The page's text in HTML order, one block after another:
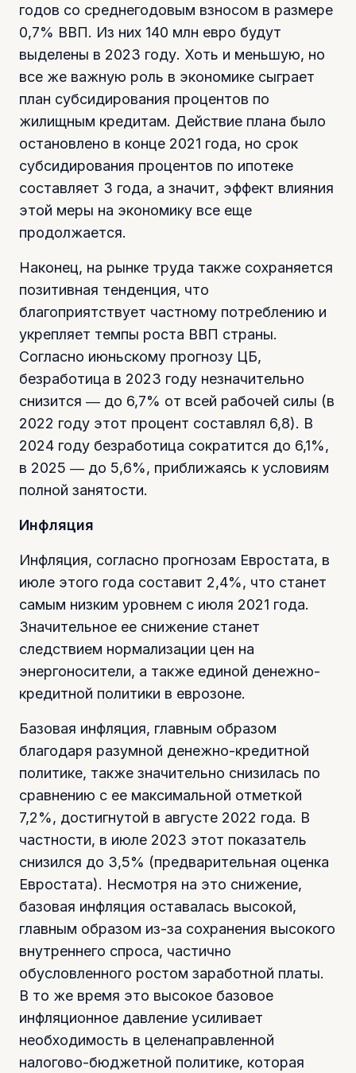
годов со среднегодовым взносом в размере
0,7% ВВП. Из них 140 млн евро будут
выделены в 2023 году. Хоть и меньшую, но
все же важную роль в экономике сыграет
план субсидирования процентов по
жилищным кредитам. Действие плана было
остановлено в конце 2021 года, но срок
субсидирования процентов по ипотеке
составляет 3 года, а значит, эффект влияния
этой меры на экономику все еще
продолжается.
Наконец, на рынке труда также сохраняется
позитивная тенденция, что
благоприятствует частному потреблению и
укрепляет темпы роста ВВП страны.
Согласно июньскому прогнозу ЦБ,
безработица в 2023 году незначительно
снизится ― до 6,7% от всей рабочей силы (в
2022 году этот процент составлял 6,8). В
2024 году безработица сократится до 6,1%,
в 2025 ― до 5,6%, приближаясь к условиям
полной занятости.
Инфляция
Инфляция, согласно прогнозам Евростата, в
июле этого года составит 2,4%, что станет
самым низким уровнем с июля 2021 года.
Значительное ее снижение станет
следствием нормализации цен на
энергоносители, а также единой денежно-
кредитной политики в еврозоне.
Базовая инфляция, главным образом
благодаря разумной денежно-кредитной
политике, также значительно снизилась по
сравнению с ее максимальной отметкой
7,2%, достигнутой в августе 2022 года. В
частности, в июле 2023 этот показатель
снизился до 3,5% (предварительная оценка
Евростата). Несмотря на это снижение,
базовая инфляция оставалась высокой,
главным образом из-за сохранения высокого
внутреннего спроса, частично
обусловленного ростом заработной платы.
В то же время это высокое базовое
инфляционное давление усиливает
необходимость в целенаправленной
налогово-бюджетной политике, которая